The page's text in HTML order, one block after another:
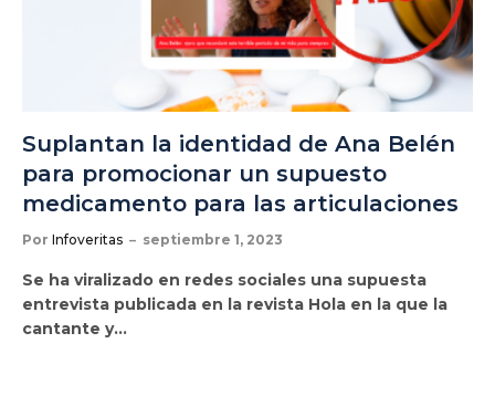
Suplantan la identidad de Ana Belén
para promocionar un supuesto
medicamento para las articulaciones
Por Infoveritas septiembre 1, 2023
Se ha viralizado en redes sociales una supuesta
entrevista publicada en la revista Hola en la que la
cantante y…